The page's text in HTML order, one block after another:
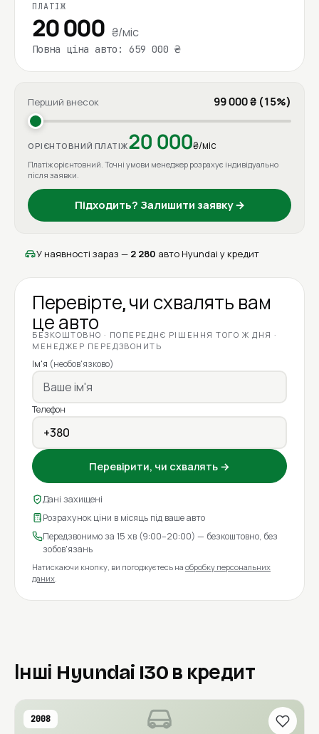
ПЛАТІЖ
20 000 ₴/міс
Повна ціна авто: 659 000 ₴
Перший внесок 99 000 ₴ (15%)
ОРІЄНТОВНИЙ ПЛАТІЖ20 000₴/міс
Платіж орієнтовний. Точні умови менеджер розрахує індивідуально
після заявки.
Підходить? Залишити заявку →
У наявності зараз — 2 280 авто Hyundai у кредит
Перевірте, чи схвалять вам
це авто
БЕЗКОШТОВНО · ПОПЕРЕДНЄ РІШЕННЯ ТОГО Ж ДНЯ ·
МЕНЕДЖЕР ПЕРЕДЗВОНИТЬ
Ім'я (необов'язково)
Телефон
Перевірити, чи схвалять →
Дані захищені
Розрахунок ціни в місяць під ваше авто
Передзвонимо за 15 хв (9:00–20:00) — безкоштовно, без
зобов'язань
Натискаючи кнопку, ви погоджуєтесь на обробку персональних
даних.
Інші Hyundai I30 в кредит
2008